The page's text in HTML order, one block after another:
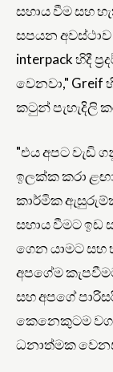
සහාය වීම සහ
සපයන
interpack හිදී
වෙනවා," Greif
කටුන් පැහැදිලි
"එය අපට වැඩි
ඉලක්ක කරා
කාර්මික
සහාය වීමට ඉඩ
ගෙන යාමට සහ
අපගේම
සහ අපගේ
කෙනෙකුටම
ධනාත්මක